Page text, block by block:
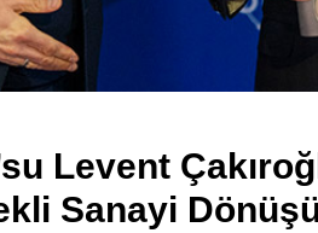
Levent
Sanayi